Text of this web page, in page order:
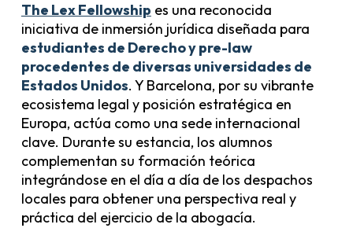
The Lex Fellowship es una reconocida
iniciativa de inmersión jurídica diseñada para
estudiantes de Derecho y pre-law
procedentes de diversas universidades de
Estados Unidos. Y Barcelona, por su vibrante
ecosistema legal y posición estratégica en
Europa, actúa como una sede internacional
clave. Durante su estancia, los alumnos
complementan su formación teórica
integrándose en el día a día de los despachos
locales para obtener una perspectiva real y
práctica del ejercicio de la abogacía.